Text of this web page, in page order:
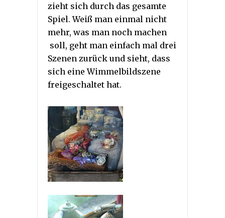
zieht sich durch das gesamte
Spiel. Weiß man einmal nicht
mehr, was man noch machen
soll, geht man einfach mal drei
Szenen zurück und sieht, dass
sich eine Wimmelbildszene
freigeschaltet hat.